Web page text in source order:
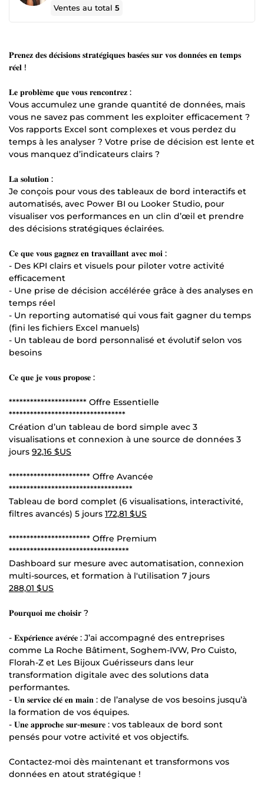
Ventes au total5
𝐏𝐫𝐞𝐧𝐞𝐳 𝐝𝐞𝐬 𝐝𝐞́𝐜𝐢𝐬𝐢𝐨𝐧𝐬 𝐬𝐭𝐫𝐚𝐭𝐞́𝐠𝐢𝐪𝐮𝐞𝐬 𝐛𝐚𝐬𝐞́𝐞𝐬 𝐬𝐮𝐫 𝐯𝐨𝐬 𝐝𝐨𝐧𝐧𝐞́𝐞𝐬 𝐞𝐧 𝐭𝐞𝐦𝐩𝐬
𝐫𝐞́𝐞𝐥 !
𝐋𝐞 𝐩𝐫𝐨𝐛𝐥𝐞̀𝐦𝐞 𝐪𝐮𝐞 𝐯𝐨𝐮𝐬 𝐫𝐞𝐧𝐜𝐨𝐧𝐭𝐫𝐞𝐳 :
Vous accumulez une grande quantité de données, mais
vous ne savez pas comment les exploiter efficacement ?
Vos rapports Excel sont complexes et vous perdez du
temps à les analyser ? Votre prise de décision est lente et
vous manquez d’indicateurs clairs ?
𝐋𝐚 𝐬𝐨𝐥𝐮𝐭𝐢𝐨𝐧 :
Je conçois pour vous des tableaux de bord interactifs et
automatisés, avec Power BI ou Looker Studio, pour
visualiser vos performances en un clin d’œil et prendre
des décisions stratégiques éclairées.
𝐂𝐞 𝐪𝐮𝐞 𝐯𝐨𝐮𝐬 𝐠𝐚𝐠𝐧𝐞𝐳 𝐞𝐧 𝐭𝐫𝐚𝐯𝐚𝐢𝐥𝐥𝐚𝐧𝐭 𝐚𝐯𝐞𝐜 𝐦𝐨𝐢 :
- Des KPI clairs et visuels pour piloter votre activité
efficacement
- Une prise de décision accélérée grâce à des analyses en
temps réel
- Un reporting automatisé qui vous fait gagner du temps
(fini les fichiers Excel manuels)
- Un tableau de bord personnalisé et évolutif selon vos
besoins
𝐂𝐞 𝐪𝐮𝐞 𝐣𝐞 𝐯𝐨𝐮𝐬 𝐩𝐫𝐨𝐩𝐨𝐬𝐞 :
********************** Offre Essentielle
*********************************
Création d’un tableau de bord simple avec 3
visualisations et connexion à une source de données 3
jours 92,16 $US
*********************** Offre Avancée
***********************************
Tableau de bord complet (6 visualisations, interactivité,
filtres avancés) 5 jours 172,81 $US
*********************** Offre Premium
**********************************
Dashboard sur mesure avec automatisation, connexion
multi-sources, et formation à l'utilisation 7 jours
288,01 $US
𝐏𝐨𝐮𝐫𝐪𝐮𝐨𝐢 𝐦𝐞 𝐜𝐡𝐨𝐢𝐬𝐢𝐫 ?
- 𝐄𝐱𝐩𝐞́𝐫𝐢𝐞𝐧𝐜𝐞 𝐚𝐯𝐞́𝐫𝐞́𝐞 : J’ai accompagné des entreprises
comme La Roche Bâtiment, Soghem-IVW, Pro Cuisto,
Florah-Z et Les Bijoux Guérisseurs dans leur
transformation digitale avec des solutions data
performantes.
- 𝐔𝐧 𝐬𝐞𝐫𝐯𝐢𝐜𝐞 𝐜𝐥𝐞́ 𝐞𝐧 𝐦𝐚𝐢𝐧 : de l’analyse de vos besoins jusqu’à
la formation de vos équipes.
- 𝐔𝐧𝐞 𝐚𝐩𝐩𝐫𝐨𝐜𝐡𝐞 𝐬𝐮𝐫-𝐦𝐞𝐬𝐮𝐫𝐞 : vos tableaux de bord sont
pensés pour votre activité et vos objectifs.
Contactez-moi dès maintenant et transformons vos
données en atout stratégique !